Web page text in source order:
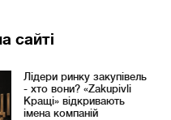
сайті
Лідери ринку закупівель
- хто вони? «Zakupivli
Кращі» відкривають
імена компаній